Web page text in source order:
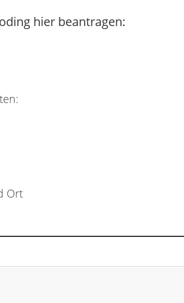
hier beantragen:
Ort